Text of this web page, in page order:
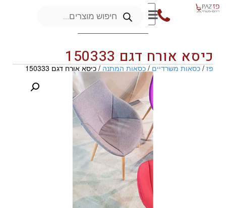
כיסא אורח דגם 150333
פז/כסאות משרדיים/כסאות המתנה/ כיסא אורח דגם 150333